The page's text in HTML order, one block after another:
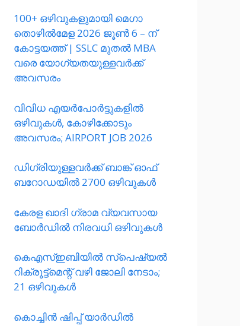
100+ ഒഴിവുകളുമായി മെഗാ
തൊഴിൽമേള 2026 ജൂൺ 6 – ന്
കോട്ടയത്ത്‌ | SSLC മുതൽ MBA
വരെ യോഗ്യതയുള്ളവർക്ക്
അവസരം
വിവിധ എയർപോർട്ടുകളിൽ
ഒഴിവുകൾ, കോഴിക്കോടും
അവസരം; AIRPORT JOB 2026
ഡിഗ്രിയുള്ളവർക്ക് ബാങ്ക് ഓഫ്
ബറോഡയിൽ 2700 ഒഴിവുകൾ
കേരള ഖാദി ഗ്രാമ വ്യവസായ
ബോർഡിൽ നിരവധി ഒഴിവുകൾ
കെഎസ്ഇബിയിൽ സ്പെഷ്യൽ
റിക്രൂട്ട്മെന്റ് വഴി ജോലി നേടാം;
21 ഒഴിവുകൾ
കൊച്ചിൻ ഷിപ്പ് യാർഡിൽ